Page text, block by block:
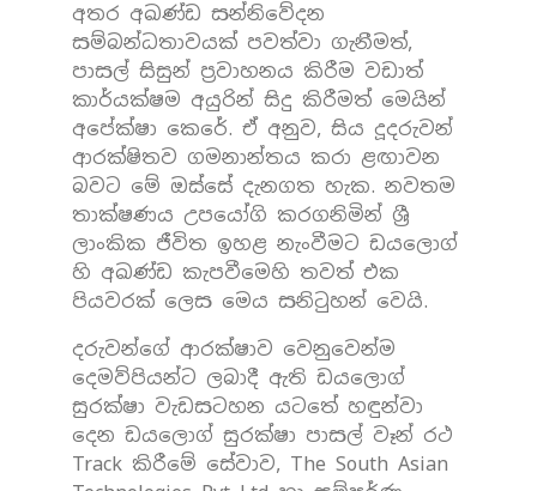
අතර අඛණ්ඩ සන්නිවේදන
සම්බන්ධතාවයක් පවත්වා ගැනීමත්,
පාසල් සිසුන් ප්‍රවාහනය කිරීම වඩාත්
කාර්යක්ෂම අයුරින් සිදු කිරීමත් මෙයින්
අපේක්ෂා කෙරේ. ඒ අනුව, සිය දූදරුවන්
ආරක්ෂිතව ගමනාන්තය කරා ළඟාවන
බවට මේ ඔස්සේ දැනගත හැක. නවතම
තාක්ෂණය උපයෝගි කරගනිමින් ශ්‍රී
ලාංකික ජීවිත ඉහළ නැංවීමට ඩයලොග්
හි අඛණ්ඩ කැපවීමෙහි තවත් එක
පියවරක් ලෙස මෙය සනිටුහන් වෙයි.
දරුවන්ගේ ආරක්ෂාව වෙනුවෙන්ම
දෙමව්පියන්ට ලබාදී ඇති ඩයලොග්
සුරක්ෂා වැඩසටහන යටතේ හඳුන්වා
දෙන ඩයලොග් සුරක්ෂා පාසල් වෑන් රථ
Track කිරීමේ සේවාව, The South Asian